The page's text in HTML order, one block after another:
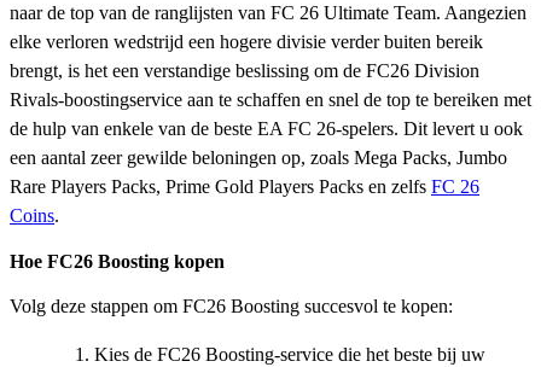
naar de top van de ranglijsten van FC 26 Ultimate Team. Aangezien
elke verloren wedstrijd een hogere divisie verder buiten bereik
brengt, is het een verstandige beslissing om de FC26 Division
Rivals-boostingservice aan te schaffen en snel de top te bereiken met
de hulp van enkele van de beste EA FC 26-spelers. Dit levert u ook
een aantal zeer gewilde beloningen op, zoals Mega Packs, Jumbo
Rare Players Packs, Prime Gold Players Packs en zelfs FC 26
Coins.
Hoe FC26 Boosting kopen
Volg deze stappen om FC26 Boosting succesvol te kopen:
Kies de FC26 Boosting-service die het beste bij uw